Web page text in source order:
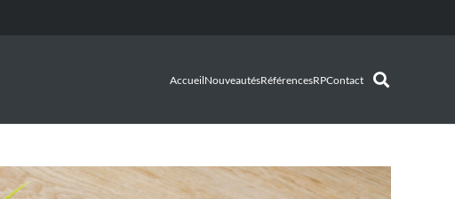
AccueilNouveautésRéférencesRPContact